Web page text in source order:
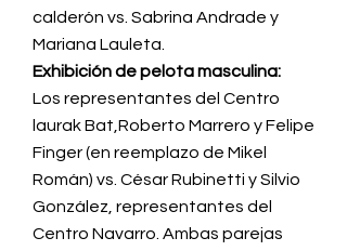
calderón vs. Sabrina Andrade y
Mariana Lauleta.
Exhibición de pelota masculina:
Los representantes del Centro
laurak Bat,Roberto Marrero y Felipe
Finger (en reemplazo de Mikel
Román) vs. César Rubinetti y Silvio
González, representantes del
Centro Navarro. Ambas parejas